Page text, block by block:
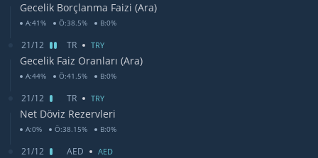
Gecelik Borçlanma Faizi (Ara)
A:41% Ö:38.5% B:0%
21/12 TR TRY
Gecelik Faiz Oranları (Ara)
A:44% Ö:41.5% B:0%
21/12 TR TRY
Net Döviz Rezervleri
A:0% Ö:38.15% B:0%
21/12 AED AED